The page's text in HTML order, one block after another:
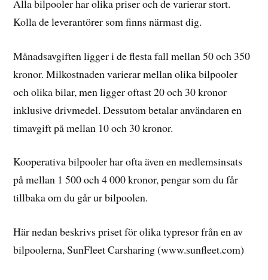
Alla bilpooler har olika priser och de varierar stort.
Kolla de leverantörer som finns närmast dig.
Månadsavgiften ligger i de flesta fall mellan 50 och 350
kronor. Milkostnaden varierar mellan olika bilpooler
och olika bilar, men ligger oftast 20 och 30 kronor
inklusive drivmedel. Dessutom betalar användaren en
timavgift på mellan 10 och 30 kronor.
Kooperativa bilpooler har ofta även en medlemsinsats
på mellan 1 500 och 4 000 kronor, pengar som du får
tillbaka om du går ur bilpoolen.
Här nedan beskrivs priset för olika typresor från en av
bilpoolerna, SunFleet Carsharing (www.sunfleet.com)